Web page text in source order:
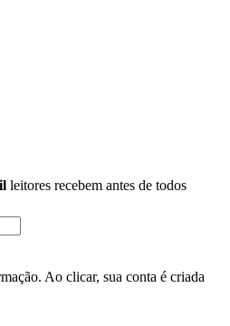
leitores recebem antes de todos
Ao clicar, sua conta é criada